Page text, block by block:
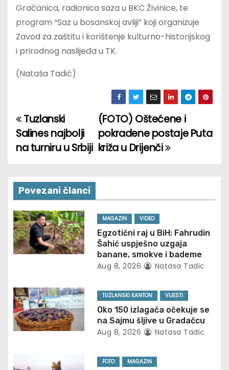
Gračanica, radionica saza u BKC Živinice, te
program “Saz u bosanskoj avliji” koji organizuje
Zavod za zaštitu i korištenje kulturno-historijskog
i prirodnog naslijeđa u TK.
(Nataša Tadić)
P
o
t
n
a
v
g
a
(FOTO) Oštećene i
pokradene postaje Puta
križa u Drijenči
Tuzlanski
Salines najbolji
na turniru u Srbiji
Povezani članci
MAGAZIN VIDEO
Egzotični raj u BiH: Fahrudin
Šahić uspješno uzgaja
banane, smokve i bademe
Aug 8, 2026 Natasa Tadic
TUZLANSKI KANTON VIJESTI
Oko 150 izlagača očekuje se
na Sajmu šljive u Gradačcu
Aug 8, 2026 Natasa Tadic
FOTO MAGAZIN